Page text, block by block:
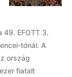
49. EFOTT 3.
tónál. A
ország
fiatalt